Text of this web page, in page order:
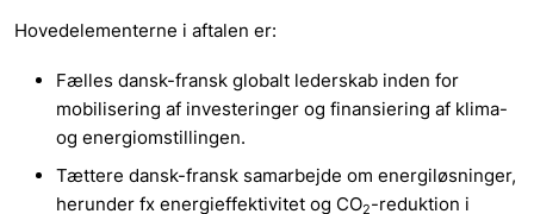
Hovedelementerne i aftalen er:
Fælles dansk-fransk globalt lederskab inden for
mobilisering af investeringer og finansiering af klima-
og energiomstillingen.
Tættere dansk-fransk samarbejde om energiløsninger,
herunder fx energieffektivitet og CO2-reduktion i